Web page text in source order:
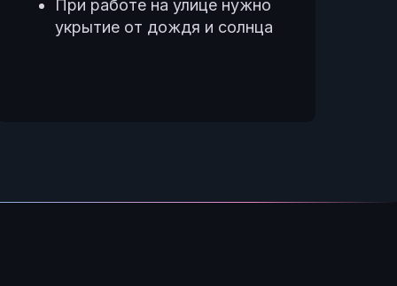
При работе на улице нужно
укрытие от дождя и солнца